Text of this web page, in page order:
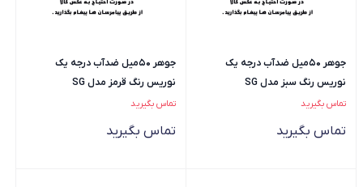
جوهر 50میل ضدآب درجه یک
نوریس رنگ سبز مدل SG
تماس بگیرید
تماس بگیرید
جوهر 50میل ضدآب درجه یک
نوریس رنگ قرمز مدل SG
تماس بگیرید
تماس بگیرید